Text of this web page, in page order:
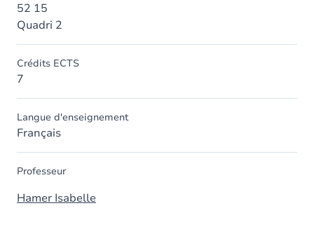
52 15
Quadri 2
Crédits ECTS
7
Langue d'enseignement
Français
Professeur
Hamer Isabelle